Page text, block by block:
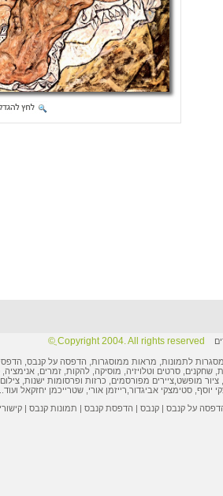
Copyright 2004. All rights reserved ֲ©
מסגרות לתמונות , מראות ממוסגרות, הדפסה על קנבס
, שחקנים, סרטים וטלויזיה, מוסיקה, להקות, זמרים,
ציור מופשט ציירים מפורסמים כרזות ופרסומות ישנות,
יוסף סטימצקי אביגדור רייזמן אורי שטרייכמן יחזקאל ועוד...
על קנבס |קנבס | הדפסת קנבס | תמונות קנבס |